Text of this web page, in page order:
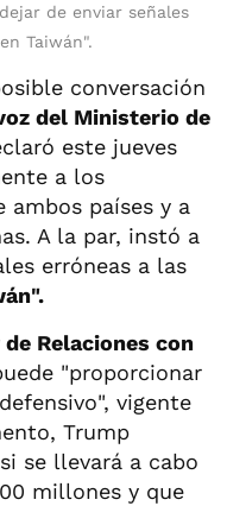
de enviar señales
Taiwán".
conversación
del Ministerio de
este jueves
a los
países y a
A la par, instó a
erróneas a las
de Relaciones con
"proporcionar
vigente
Trump
se llevará a cabo
millones y que